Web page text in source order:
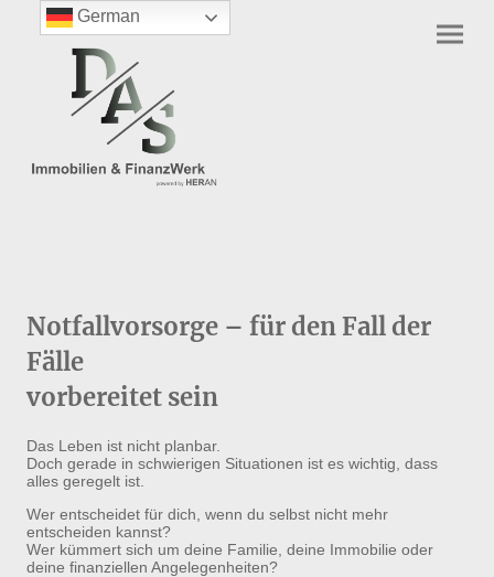
Notfallvorsorge – für den Fall der
Fälle
vorbereitet sein
Das Leben ist nicht planbar.
Doch gerade in schwierigen Situationen ist es wichtig, dass
alles geregelt ist.
Wer entscheidet für dich, wenn du selbst nicht mehr
entscheiden kannst?
Wer kümmert sich um deine Familie, deine Immobilie oder
deine finanziellen Angelegenheiten?
German